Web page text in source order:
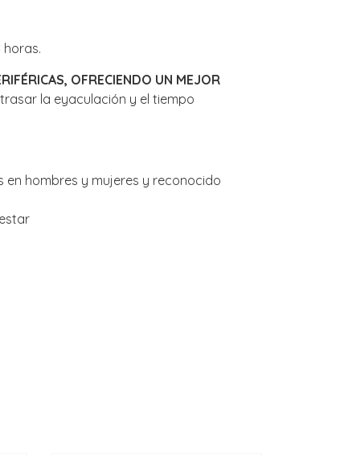
OFRECIENDO UN MEJOR
la eyaculación y el tiempo
hombres y mujeres y reconocido